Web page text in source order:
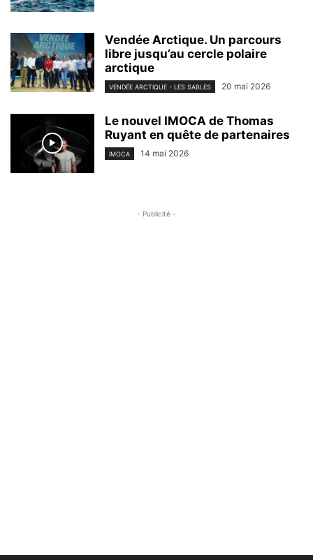
Vendée Arctique. Un parcours
libre jusqu’au cercle polaire
arctique
VENDÉE ARCTIQUE - LES SABLES 20 mai 2026
Le nouvel IMOCA de Thomas
Ruyant en quête de partenaires
IMOCA 14 mai 2026
- Publicité -